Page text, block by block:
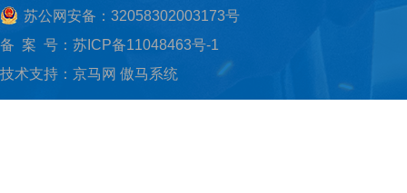
苏公网安备：32058302003173号
备 案 号： 苏ICP备11048463号-1
技术支持： 京马网 傲马系统